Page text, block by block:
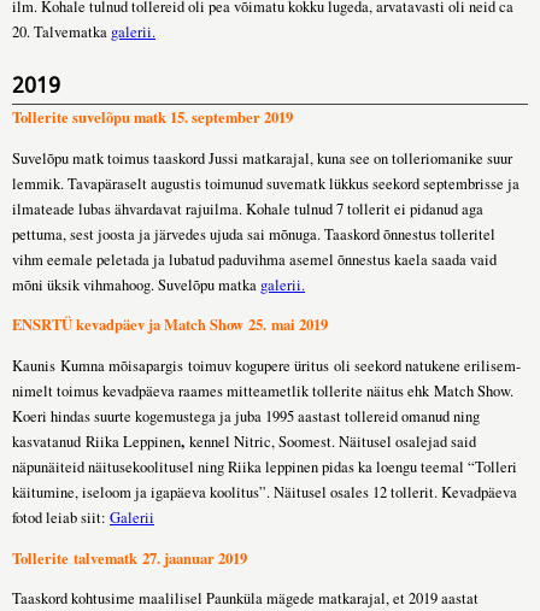
ilm. Kohale tulnud tollereid oli pea võimatu kokku lugeda, arvatavasti oli neid ca
20. Talvematka galerii.
2019
Tollerite suvelõpu matk 15. september 2019
Suvelõpu matk toimus taaskord Jussi matkarajal, kuna see on tolleriomanike suur
lemmik. Tavapäraselt augustis toimunud suvematk lükkus seekord septembrisse ja
ilmateade lubas ähvardavat rajuilma. Kohale tulnud 7 tollerit ei pidanud aga
pettuma, sest joosta ja järvedes ujuda sai mõnuga. Taaskord õnnestus tolleritel
vihm eemale peletada ja lubatud paduvihma asemel õnnestus kaela saada vaid
mõni üksik vihmahoog. Suvelõpu matka galerii.
ENSRTÜ kevadpäev ja Match Show 25. mai 2019
Kaunis Kumna mõisapargis toimuv kogupere üritus oli seekord natukene erilisem-
nimelt toimus kevadpäeva raames mitteametlik tollerite näitus ehk Match Show.
Koeri hindas suurte kogemustega ja juba 1995 aastast tollereid omanud ning
kasvatanud Riika Leppinen, kennel Nitric, Soomest. Näitusel osalejad said
näpunäiteid näitusekoolitusel ning Riika leppinen pidas ka loengu teemal “Tolleri
käitumine, iseloom ja igapäeva koolitus”. Näitusel osales 12 tollerit. Kevadpäeva
fotod leiab siit: Galerii
Tollerite talvematk 27. jaanuar 2019
Taaskord kohtusime maalilisel Paunküla mägede matkarajal, et 2019 aastat